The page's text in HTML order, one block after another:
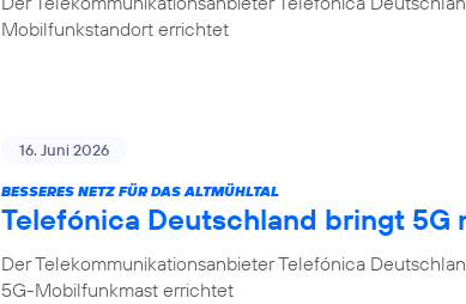
Mobilfunkstandort errichtet
16. Juni 2026
BESSERES NETZ FÜR DAS ALTMÜHLTAL
Telefónica Deutschland bringt 5G
Der Telekommunikationsanbieter Telefónica
5G-Mobilfunkmast errichtet